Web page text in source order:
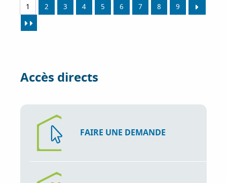
1 2 3 4 5 6 7 8 9
Accès directs
FAIRE UNE DEMANDE